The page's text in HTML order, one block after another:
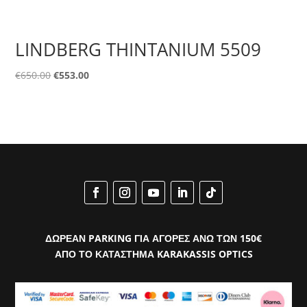
LINDBERG THINTANIUM 5509
€650.00Original
€553.00Η
ΔΩΡΕΑΝ PARKING ΓΙΑ ΑΓΟΡΕΣ ΑΝΩ ΤΩΝ 150€
ΑΠΟ ΤΟ ΚΑΤΑΣΤΗΜΑ KARAKASSIS OPTICS